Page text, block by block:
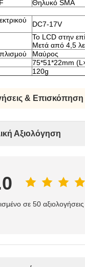
Θηλυκό SMA
DC7-17V
Το LCD στην
Μετά από 4,5
Μαύρος
75*51*22mm
120g
& Επισκόπηση
Αξιολόγηση
σε 50